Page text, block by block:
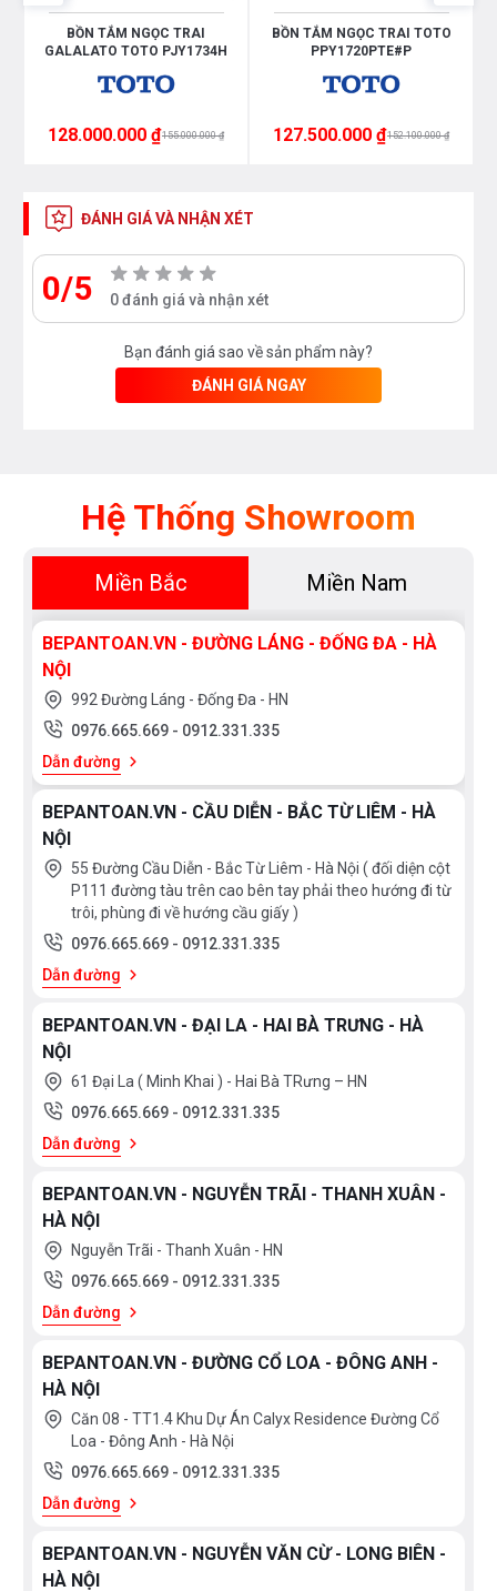
BỒN TẮM NGỌC TRAI
GALALATO TOTO PJY1734H
128.000.000 ₫155.000.000 ₫
BỒN TẮM NGỌC TRAI TOTO
PPY1720PTE#P
127.500.000 ₫152.100.000 ₫
ĐÁNH GIÁ VÀ NHẬN XÉT
0/5 0 đánh giá và nhận xét
Bạn đánh giá sao về sản phẩm này?
ĐÁNH GIÁ NGAY
Hệ Thống Showroom
Miền Bắc Miền Nam
BEPANTOAN.VN - ĐƯỜNG LÁNG - ĐỐNG ĐA - HÀ
NỘI
992 Đường Láng - Đống Đa - HN
0976.665.669 - 0912.331.335
Dẫn đường
BEPANTOAN.VN - CẦU DIỄN - BẮC TỪ LIÊM - HÀ
NỘI
55 Đường Cầu Diễn - Bắc Từ Liêm - Hà Nội ( đối diện cột
P111 đường tàu trên cao bên tay phải theo hướng đi từ
trôi, phùng đi về hướng cầu giấy )
0976.665.669 - 0912.331.335
Dẫn đường
BEPANTOAN.VN - ĐẠI LA - HAI BÀ TRƯNG - HÀ
NỘI
61 Đại La ( Minh Khai ) - Hai Bà TRưng – HN
0976.665.669 - 0912.331.335
Dẫn đường
BEPANTOAN.VN - NGUYỄN TRÃI - THANH XUÂN -
HÀ NỘI
Nguyễn Trãi - Thanh Xuân - HN
0976.665.669 - 0912.331.335
Dẫn đường
BEPANTOAN.VN - ĐƯỜNG CỔ LOA - ĐÔNG ANH -
HÀ NỘI
Căn 08 - TT1.4 Khu Dự Án Calyx Residence Đường Cổ
Loa - Đông Anh - Hà Nội
0976.665.669 - 0912.331.335
Dẫn đường
BEPANTOAN.VN - NGUYỄN VĂN CỪ - LONG BIÊN -
HÀ NỘI